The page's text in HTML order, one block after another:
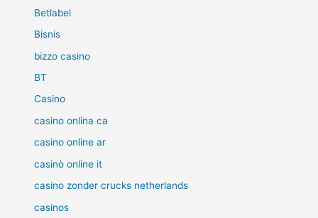
Betlabel
Bisnis
bizzo casino
BT
Casino
casino onlina ca
casino online ar
casinò online it
casino zonder crucks netherlands
casinos